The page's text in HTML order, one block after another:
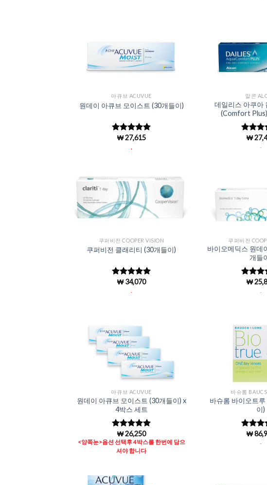
Wishlist
아큐브 ACUVUE
원데이 아큐브 모이스트 (30개들이)
5 중에서
₩27,615
.
알콘
데일리스 아쿠아
(Comfort
5 중에
로
₩
Add to
Wishlist
쿠퍼비전 COOPER VISION
쿠퍼비전 클래리티 (30개들이)
5 중에서
로 평
₩34,070
쿠퍼비전
바이오메딕스 원데
개들
5 중에
로
₩
아큐브 ACUVUE
원데이 아큐브 모이스트 (30개들이) x
4박스 세트
5 중에서
4.96로 평
가됨
₩26,250
<양쪽눈>옵션 선택후 4박스를 한번에 담으
셔야 합니다
바슈롬
바슈롬 바이오트
이)
5 중에
로
₩